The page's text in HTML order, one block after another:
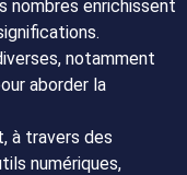
nombres enrichissent
notamment
aborder la
à travers des
numériques,